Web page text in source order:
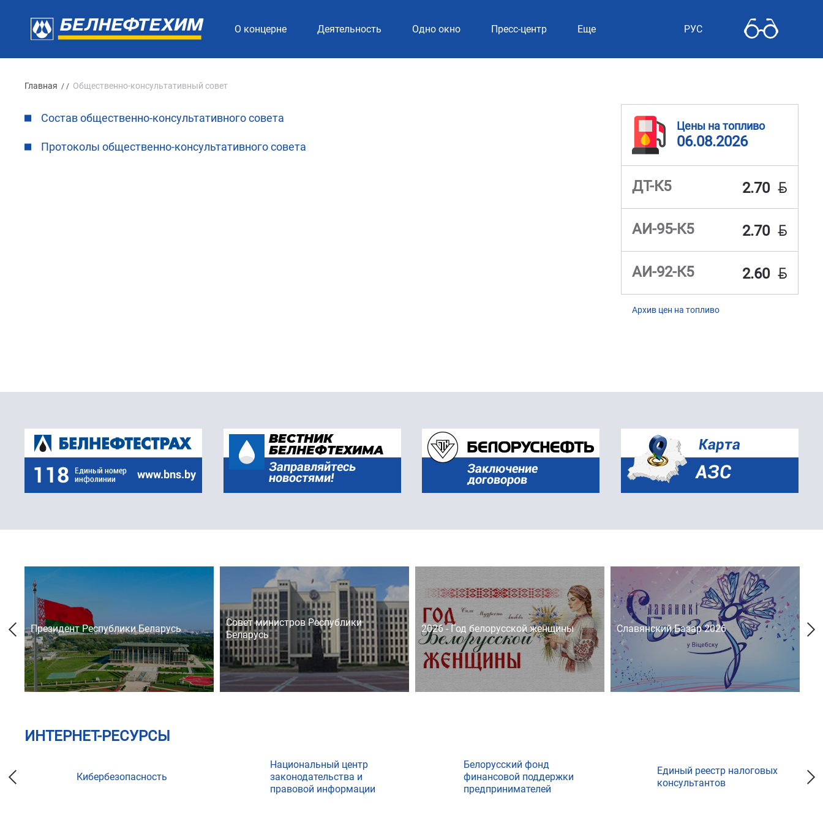
О концерне Деятельность Одно окно Пресс-центр Еще РУС
Главная / / Общественно-консультативный совет
Состав общественно-консультативного совета
Протоколы общественно-консультативного совета
Цены на топливо
06.08.2026
ДТ-К5 2.70 BYN
АИ-95-К5 2.70 BYN
АИ-92-К5 2.60 BYN
Архив цен на топливо
Президент Республики Беларусь
Совет министров Республики
Беларусь
2026 - Год белорусской женщины Славянский Базар 2026
ИНТЕРНЕТ-РЕСУРСЫ
Кибербезопасность
Национальный центр
законодательства и
правовой информации
Белорусский фонд
финансовой поддержки
предпринимателей
Единый реестр налоговых
консультантов